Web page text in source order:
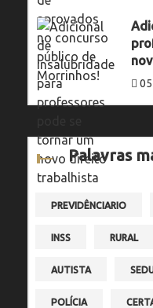
Palavras
PREVIDÊNCIARIO
INSS RURAL
AUTISTA
POLÍCIA